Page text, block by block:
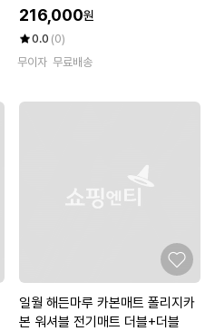
216,000원
0.0 (0)
무이자 무료배송
일월 해든마루 카본매트 폴리지카
본 워셔블 전기매트 더블+더블